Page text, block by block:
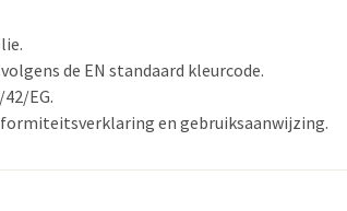
de EN standaard kleurcode.
EG.
en gebruiksaanwijzing.